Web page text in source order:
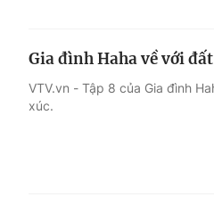
Gia đình Haha về với
VTV.vn - Tập 8 của Gia đình
xúc.